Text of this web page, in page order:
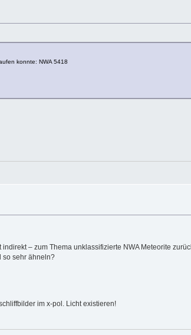
konnte: NWA 5418
– zum Thema unklassifizierte NWA Meteorite
so sehr ähneln?
im x-pol. Licht existieren!